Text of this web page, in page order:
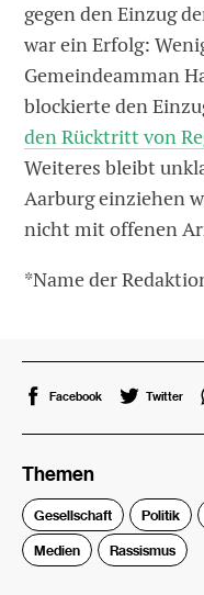
gegen den Einzug
war ein Erfolg:
Gemeindeamman
blockierte den
den Rücktritt von
Weiteres bleibt
Aarburg einziehen
nicht mit offenen
*Name der
Facebook Twitter
Themen
Gesellschaft Politik
Medien
Rassismus